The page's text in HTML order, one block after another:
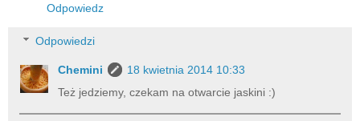
Odpowiedz
Odpowiedzi
Chemini
18 kwietnia 2014 10:33
Też jedziemy, czekam na otwarcie jaskini :)